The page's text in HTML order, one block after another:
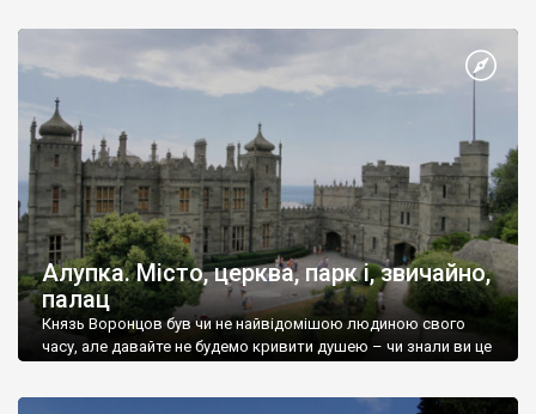
Алупка. Місто, церква, парк і, звичайно,
палац
Князь Воронцов був чи не найвідомішою людиною свого
часу, але давайте не будемо кривити душею – чи знали ви це